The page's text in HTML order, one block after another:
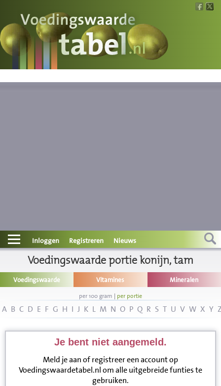
Voedingswaarde
Wat is wat?
Contact
Informatie
Disclaimer
Inloggen Registreren Nieuws
Voedingswaarde portie konijn, tam
Voedingswaarde Vitamines Mineralen
per 100 gram | per portie
A B C D E F G H I J K L M N O P Q R S T U V W X Y
Je bent niet aangemeld.
Meld je aan of registreer een account op
Voedingswaardetabel.nl om alle uitgebreide funties te
gebruiken.